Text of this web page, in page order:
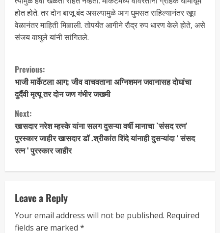
होत होते. तर दोन बाजू बंद असल्यामुळे आग धुमसत राहिल्यानंतर खूप
वेळानंतर माहिती मिळाली. तोपर्यंत आगीने रौद्र रुप धारण केले होते, असे
संजय वाघुले यांनी सांगितले.
Previous:
भाजी मार्केटला आग; जीव वाचवताना अग्निशमन जवानासह दोघांचा
दुर्दैवी मृत्यू तर दोन जण गंभीर जखमी
Next:
खासदार नरेश म्हस्के यांना सलग दुसऱ्या वर्षी मानाचा `संसद रत्न’
पुरस्कार जाहीर खासदार डॉ .श्रीकांत शिंदे यांनाही दुसऱ्यांदा ‘ संसद
रत्न ‘ पुरस्कार जाहीर
Leave a Reply
Your email address will not be published. Required
fields are marked *